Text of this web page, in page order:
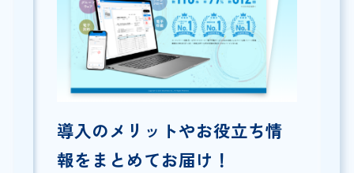
導入のメリットやお役立ち情
報をまとめてお届け！